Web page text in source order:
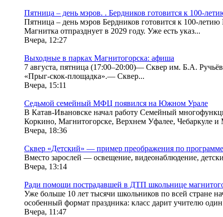
Пятница – день мэров. . Бердников готовится к 100-
Пятница – день мэров Бердников готовится к 100-
Магнитка отпразднует в 2029 году. Уже есть указ...
Вчера, 12:27
Выходные в парках Магнитогорска: афиша
7 августа, пятница (17:00–20:00)— Сквер им. Б.А.
«Прыг-скок-площадка».— Сквер...
Вчера, 15:11
Седьмой семейный МФЦ появился на Южном Урале
В Катав-Ивановске начал работу Семейный
Коркино, Магнитогорске, Верхнем Уфалее, Чебаркуле
Вчера, 18:36
Сквер «Детский» — пример преображения по
Вместо зарослей — освещение, видеонаблюдение,
Вчера, 13:14
Ради помощи пострадавшей в ДТП школьнице
Уже больше 10 лет тысячи школьников по всей стране
особенный формат праздника: класс дарит учителю
Вчера, 11:47